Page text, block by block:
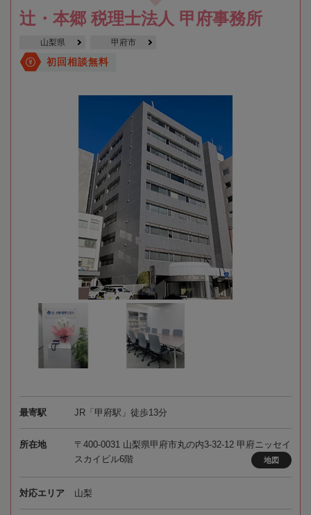
辻・本郷 税理士法人 甲府事務所
山梨県 甲府市
初回相談無料
最寄駅 JR「甲府駅」徒歩13分
所在地
〒400-0031 山梨県甲府市丸の内3-32-12 甲府ニッセイ
スカイビル6階
地図
対応エリア 山梨